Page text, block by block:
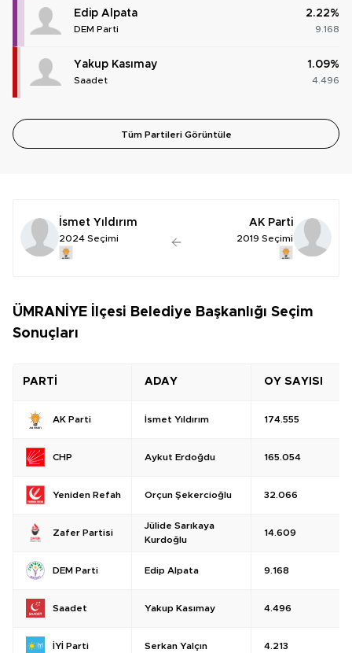
Edip Alpata
DEM Parti
2.22%
9.168
Yakup Kasımay
Saadet
1.09%
4.496
Tüm Partileri Görüntüle
İsmet Yıldırım
2024 Seçimi
AK Parti
2019 Seçimi
ÜMRANİYE İlçesi Belediye Başkanlığı Seçim
Sonuçları
PARTİ ADAY OY SAYISI
AK Parti İsmet Yıldırım 174.555
CHP Aykut Erdoğdu 165.054
Yeniden Refah Orçun Şekercioğlu 32.066
Zafer Partisi
Jülide Sarıkaya
Kurdoğlu
14.609
DEM Parti Edip Alpata 9.168
Saadet Yakup Kasımay 4.496
İYİ Parti Serkan Yalçın 4.213